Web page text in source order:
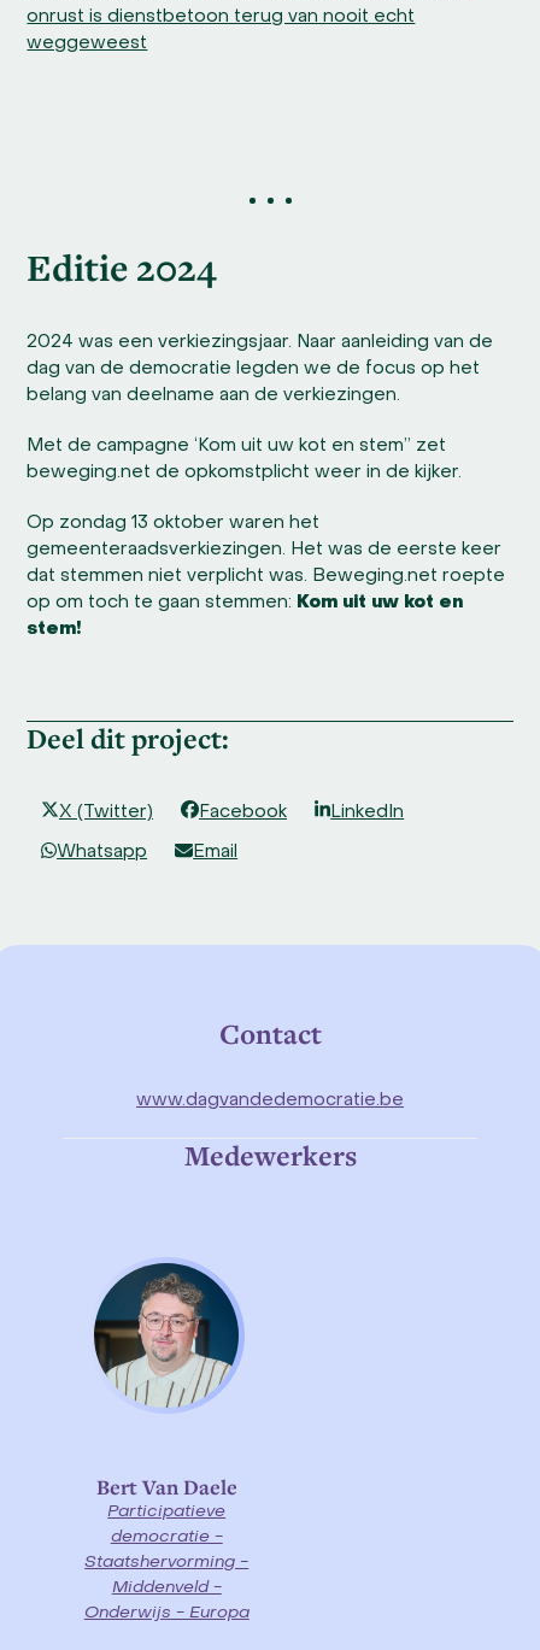
onrust is dienstbetoon terug van nooit echt
weggeweest
Editie 2024
2024 was een verkiezingsjaar. Naar aanleiding van de
dag van de democratie legden we de focus op het
belang van deelname aan de verkiezingen.
Met de campagne ‘Kom uit uw kot en stem” zet
beweging.net de opkomstplicht weer in de kijker.
Op zondag 13 oktober waren het
gemeenteraadsverkiezingen. Het was de eerste keer
dat stemmen niet verplicht was. Beweging.net roepte
op om toch te gaan stemmen: Kom uit uw kot en
stem!
Deel dit project:
X (Twitter) Facebook LinkedIn
Whatsapp Email
Contact
www.dagvandedemocratie.be
Medewerkers
Bert Van Daele
Participatieve
democratie -
Staatshervorming -
Middenveld -
Onderwijs - Europa